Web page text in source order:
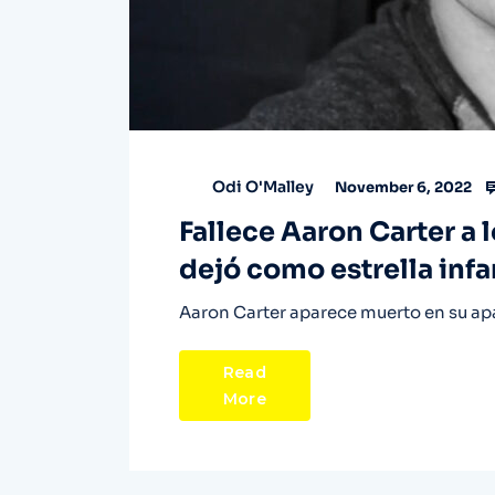
Odi O'Malley November 6, 2022
Fallece Aaron Carter a
dejó como estrella
Aaron Carter aparece muerto en su
Read
More